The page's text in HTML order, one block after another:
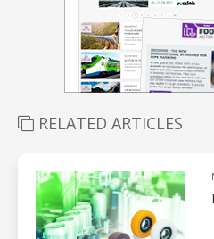
RELATED ARTICLES